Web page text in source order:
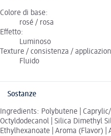
Colore di base:
rosé / rosa
Effetto:
Luminoso
Texture / consistenza /
Fluido
Sostanze
Ingredients: Polybutene | Caprylic/
Octyldodecanol | Silica Dimethyl
Ethylhexanoate | Aroma (Flavor) |